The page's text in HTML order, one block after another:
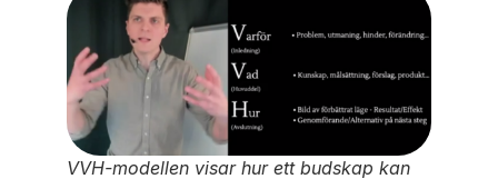
VVH-modellen visar hur ett budskap kan